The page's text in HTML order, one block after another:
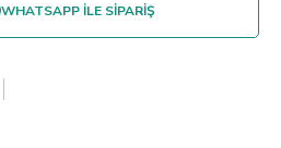
WHATSAPP İLE SİPARİŞ